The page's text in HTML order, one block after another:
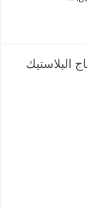
البلاستيك